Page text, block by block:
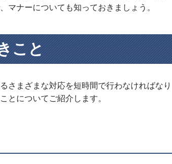
マナーについても知っておきましょう。
こと
さまざまな対応を短時間で行わなければなり
とについてご紹介します。